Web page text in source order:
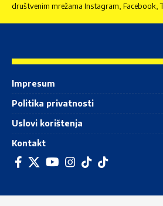
društvenim mrežama Instagram, Facebook,
Impresum
Politika privatnosti
Uslovi korištenja
Kontakt